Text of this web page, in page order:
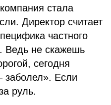
стала
Директор считает
частного
Ведь не скажешь
сегодня
заболел». Если
руль.